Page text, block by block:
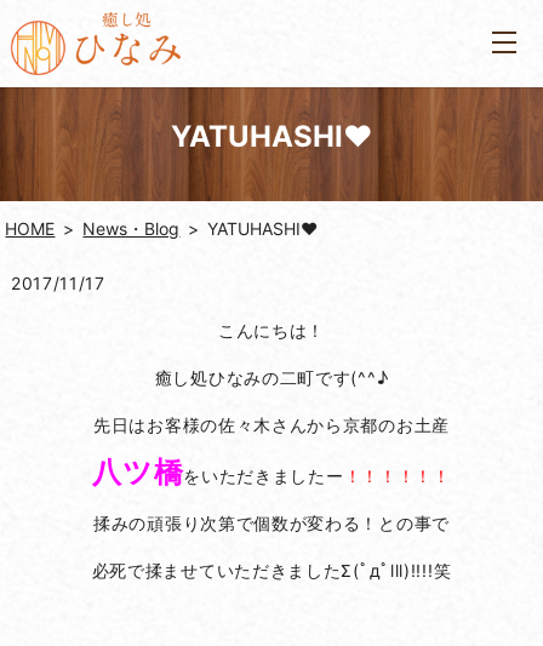
YATUHASHI❤
HOME News・Blog YATUHASHI❤
2017/11/17
こんにちは！
癒し処ひなみの二町です(^^♪
先日はお客様の佐々木さんから京都のお土産
八ツ橋をいただきましたー ！！！！！！
揉みの頑張り次第で個数が変わる！との事で
必死で揉ませていただきましたΣ(ﾟдﾟlll)!!!!笑